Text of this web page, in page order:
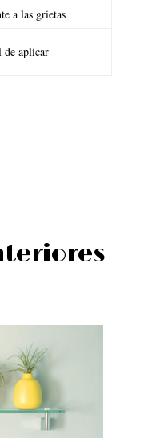
a las grietas
de aplicar